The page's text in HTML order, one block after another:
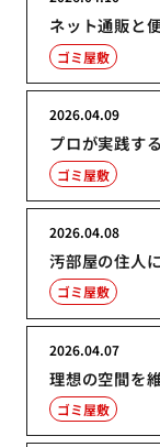
ネット通販と
ゴミ屋敷
プロが実践す
2026.04.09
ゴミ屋敷
汚部屋の住人
2026.04.08
ゴミ屋敷
理想の空間を
2026.04.07
ゴミ屋敷